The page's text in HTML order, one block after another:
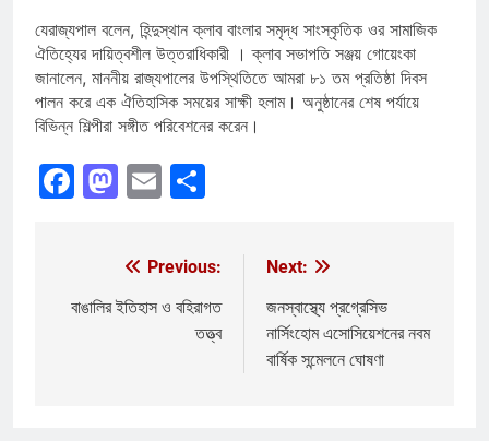
যেরাজ্যপাল বলেন, হিন্দুস্থান ক্লাব বাংলার সমৃদ্ধ সাংস্কৃতিক ওর সামাজিক
ঐতিহ্যের দায়িত্বশীল উত্তরাধিকারী । ক্লাব সভাপতি সঞ্জয় গোয়েংকা
জানালেন, মাননীয় রাজ্যপালের উপস্থিতিতে আমরা ৮১ তম প্রতিষ্ঠা দিবস
পালন করে এক ঐতিহাসিক সময়ের সাক্ষী হলাম। অনুষ্ঠানের শেষ পর্যায়ে
বিভিন্ন শিল্পীরা সঙ্গীত পরিবেশনের করেন।
Facebook
Mastodon
Email
navigation
Previous:
বাঙালির ইতিহাস ও বহিরাগত
তত্ত্ব
Next:
জনস্বাস্থ্যে প্রগ্রেসিভ
নার্সিংহোম এসোসিয়েশনের নবম
বার্ষিক সন্মেলনে ঘোষণা